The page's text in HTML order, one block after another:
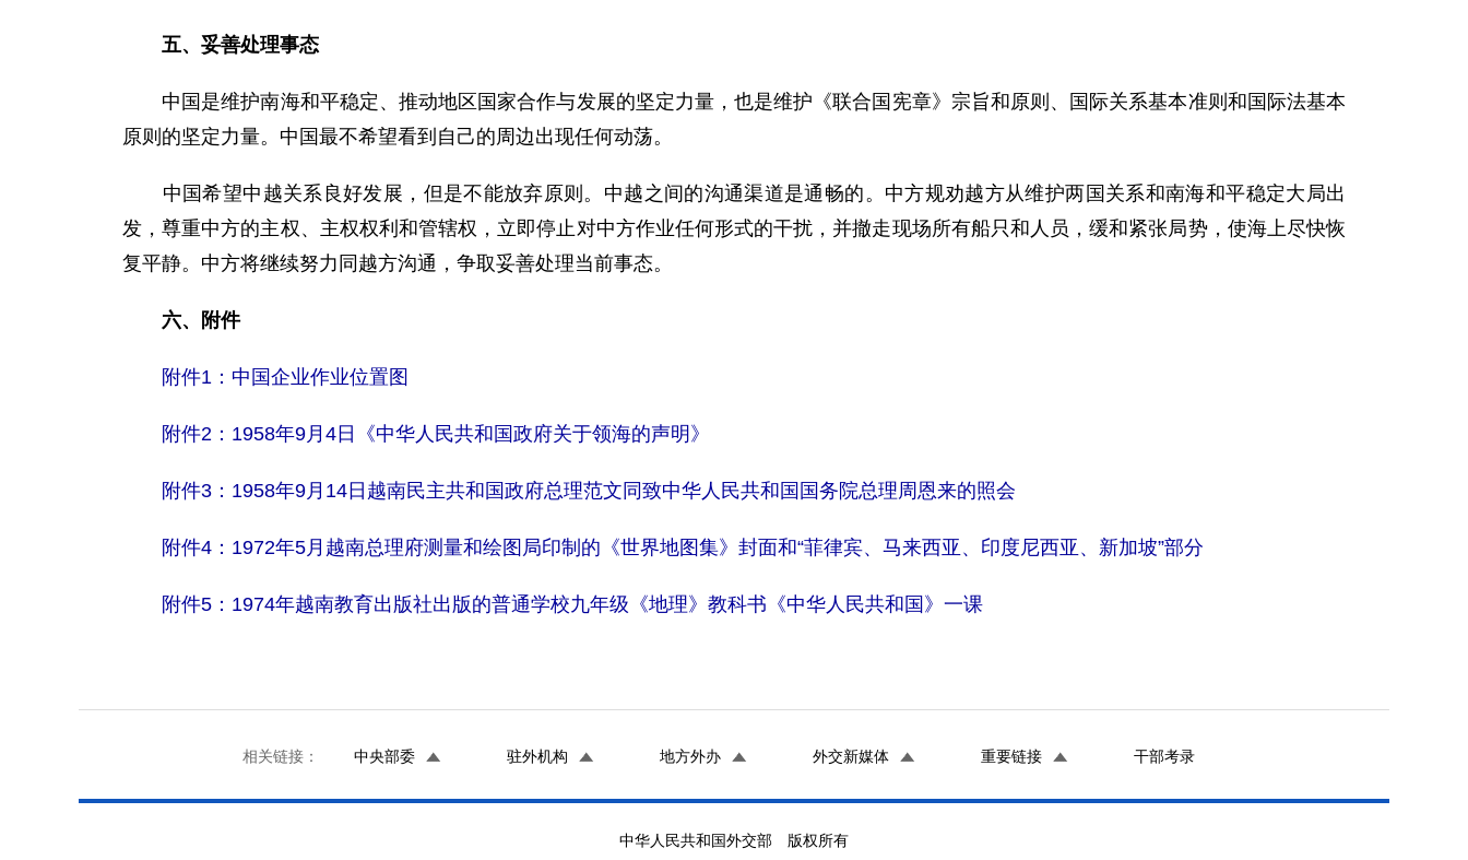
五、妥善处理事态
中国是维护南海和平稳定、推动地区国家合作与发展的坚定力量，也是维护《联合国宪章》宗旨和原则、国际关系基本准则和国际法基本
原则的坚定力量。中国最不希望看到自己的周边出现任何动荡。
中国希望中越关系良好发展，但是不能放弃原则。中越之间的沟通渠道是通畅的。中方规劝越方从维护两国关系和南海和平稳定大局出
发，尊重中方的主权、主权权利和管辖权，立即停止对中方作业任何形式的干扰，并撤走现场所有船只和人员，缓和紧张局势，使海上尽快恢
复平静。中方将继续努力同越方沟通，争取妥善处理当前事态。
六、附件
附件1：中国企业作业位置图
附件2：1958年9月4日《中华人民共和国政府关于领海的声明》
附件3：1958年9月14日越南民主共和国政府总理范文同致中华人民共和国国务院总理周恩来的照会
附件4：1972年5月越南总理府测量和绘图局印制的《世界地图集》封面和“菲律宾、马来西亚、印度尼西亚、新加坡”部分
附件5：1974年越南教育出版社出版的普通学校九年级《地理》教科书《中华人民共和国》一课
相关链接： 中央部委 驻外机构 地方外办 外交新媒体 重要链接 干部考录
中华人民共和国外交部 版权所有